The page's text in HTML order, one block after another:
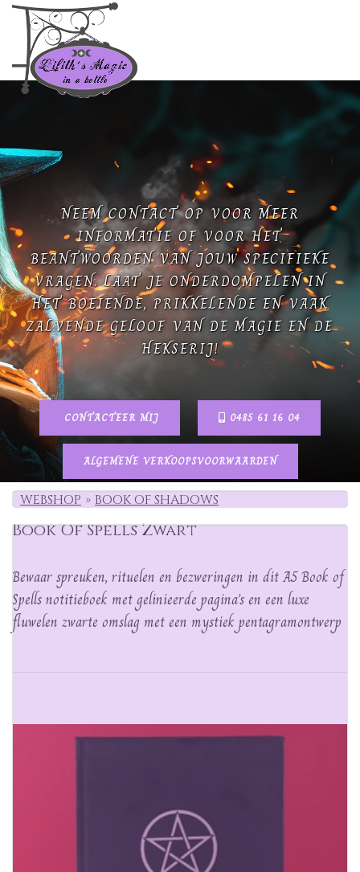
NEEM CONTACT OP VOOR MEER
INFORMATIE OF VOOR HET
BEANTWOORDEN VAN JOUW SPECIFIEKE
VRAGEN. LAAT JE ONDERDOMPELEN IN
HET BOEIENDE, PRIKKELENDE EN VAAK
ZALVENDE GELOOF VAN DE MAGIE EN DE
HEKSERIJ!
CONTACTEER MIJ 0485 61 16 04
ALGEMENE VERKOOPSVOORWAARDEN
WEBSHOP BOOK OF SHADOWS
Book Of Spells Zwart
Bewaar spreuken, rituelen en bezweringen in dit A5 Book of
Spells notitieboek met gelinieerde pagina's en een luxe
fluwelen zwarte omslag met een mystiek pentagramontwerp